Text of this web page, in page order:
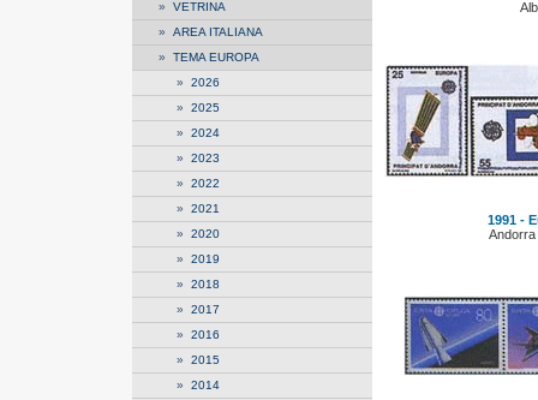
» VETRINA
» AREA ITALIANA
» TEMA EUROPA
» 2026
» 2025
» 2024
» 2023
» 2022
» 2021
» 2020
» 2019
» 2018
» 2017
» 2016
» 2015
» 2014
1991 -
Andorra